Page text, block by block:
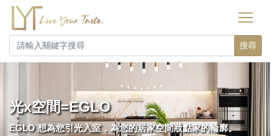
搜尋
光x空間=EGLO
EGLO 想為您引光入室，為您的居家空間妝點家的輪廓。